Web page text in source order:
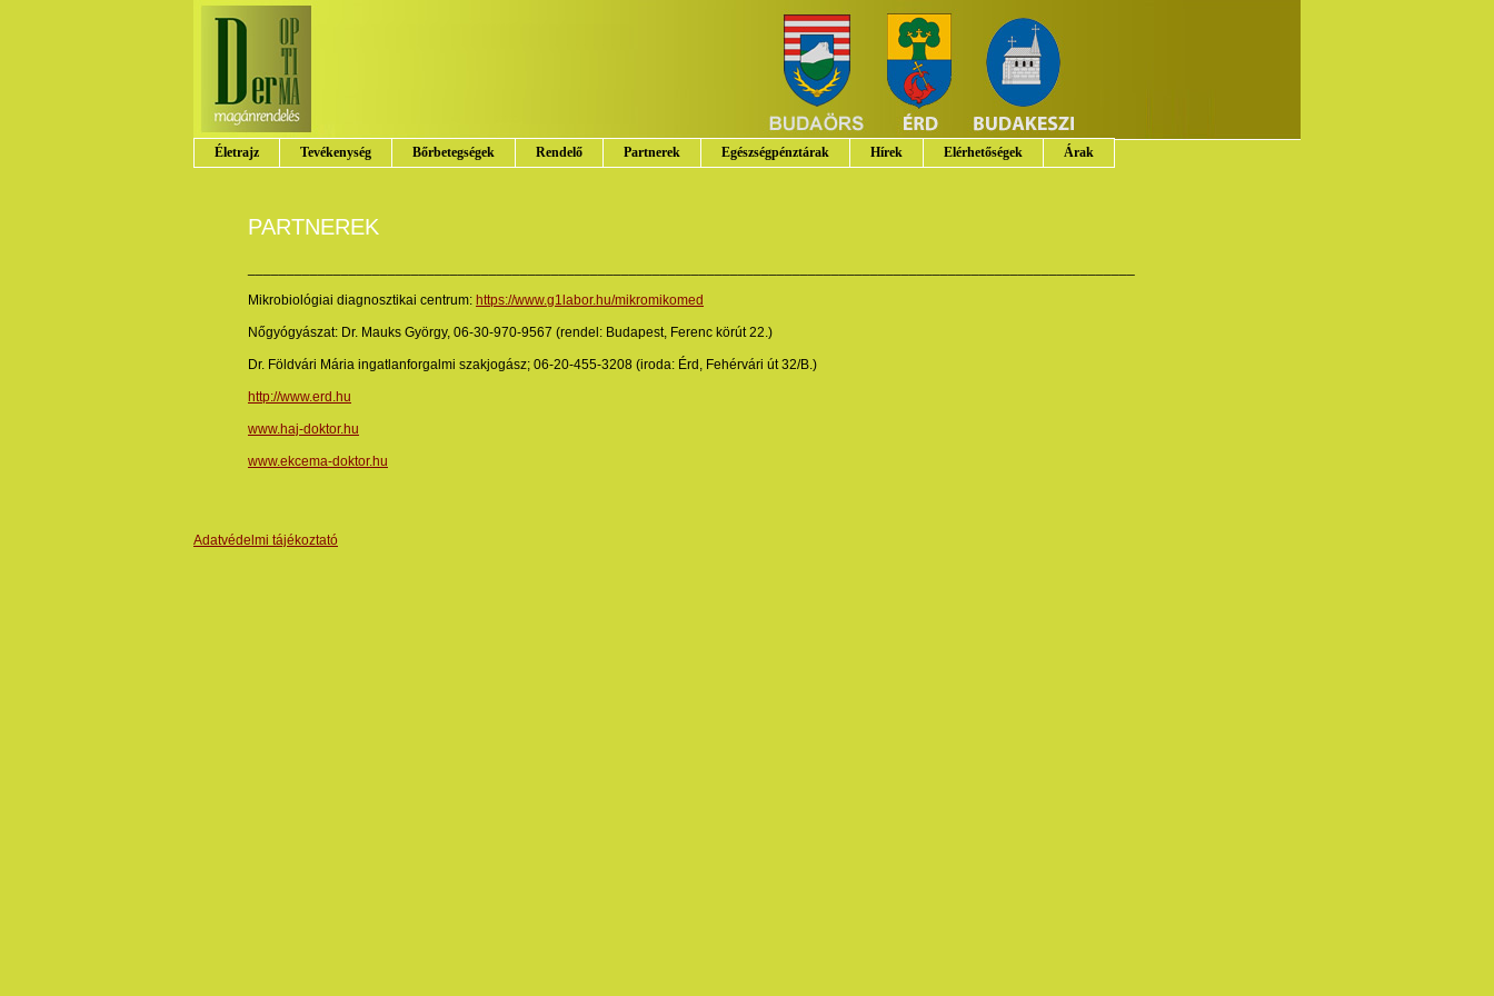
Életrajz Tevékenység Bőrbetegségek Rendelő Partnerek Egészségpénztárak Hírek Elérhetőségek Árak
PARTNEREK
Mikrobiológiai diagnosztikai centrum: https://www.g1labor.hu/mikromikomed
Nőgyógyászat: Dr. Mauks György, 06-30-970-9567 (rendel: Budapest, Ferenc körút 22.)
Dr. Földvári Mária ingatlanforgalmi szakjogász; 06-20-455-3208 (iroda: Érd, Fehérvári út 32/B.)
http://www.erd.hu
www.haj-doktor.hu
www.ekcema-doktor.hu
Adatvédelmi tájékoztató